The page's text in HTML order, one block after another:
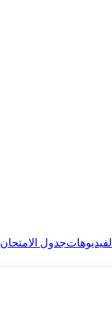
الفيديوهاتجدول الامتحان